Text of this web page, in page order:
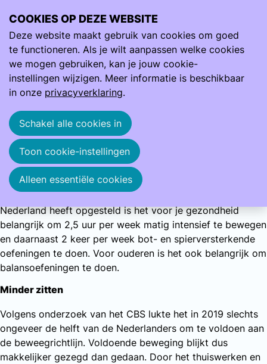
Beweeg je fit
Beweeg je fit
Voldoende bewegen is belangrijk om gezond en fit te
blijven. Je verlaagt hiermee het risico op chronische
ziekten, zoals diabetes, hart- en vaatziekten, depressieve
symptomen en botbreuken bij ouderen. Maar wat is
voldoende?
Moet je hardlopen of is wandelen ook goed? Is alleen
intensief sporten gezond of een yogales ook?
Eigenlijk is het allemaal goed. Volgens de beweegrichtlijn
voor volwassenen en ouderen die de Gezondheidsraad in
Nederland heeft opgesteld is het voor je gezondheid
belangrijk om 2,5 uur per week matig intensief te bewegen
en daarnaast 2 keer per week bot- en spierversterkende
oefeningen te doen. Voor ouderen is het ook belangrijk om
balansoefeningen te doen.
Minder zitten
Volgens onderzoek van het CBS lukte het in 2019 slechts
ongeveer de helft van de Nederlanders om te voldoen aan
de beweegrichtlijn. Voldoende beweging blijkt dus
makkelijker gezegd dan gedaan. Door het thuiswerken en
COOKIES OP DEZE WEBSITE
Deze website maakt gebruik van cookies om goed
te functioneren. Als je wilt aanpassen welke cookies
we mogen gebruiken, kan je jouw cookie-
instellingen wijzigen. Meer informatie is beschikbaar
in onze privacyverklaring.
Schakel alle cookies in
Toon cookie-instellingen
Alleen essentiële cookies